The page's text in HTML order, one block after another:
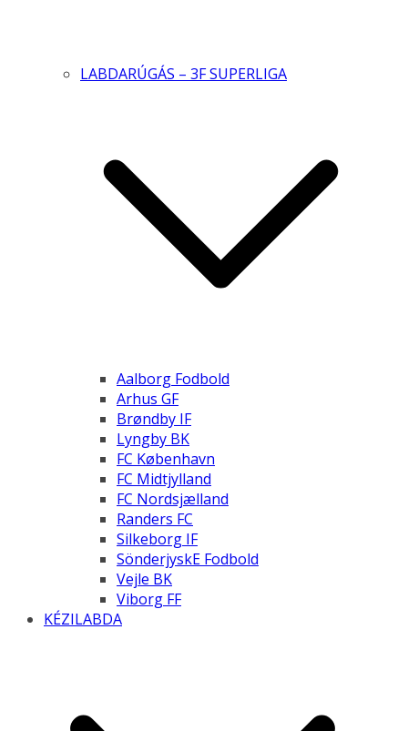
LABDARÚGÁS – 3F SUPERLIGA
Aalborg Fodbold
Arhus GF
Brøndby IF
Lyngby BK
FC København
FC Midtjylland
FC Nordsjælland
Randers FC
Silkeborg IF
SönderjyskE Fodbold
Vejle BK
Viborg FF
KÉZILABDA